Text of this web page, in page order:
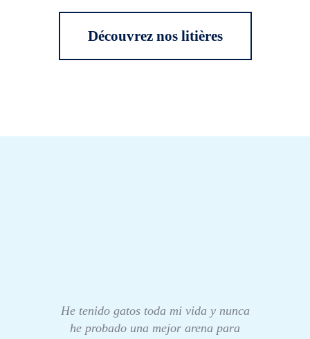
Découvrez nos litières
He tenido gatos toda mi vida y nunca
he probado una mejor arena para